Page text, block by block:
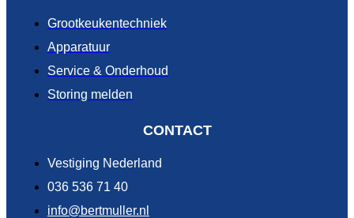
Grootkeukentechniek
Apparatuur
Service & Onderhoud
Storing melden
CONTACT
Vestiging Nederland
036 536 71 40
info@bertmuller.nl